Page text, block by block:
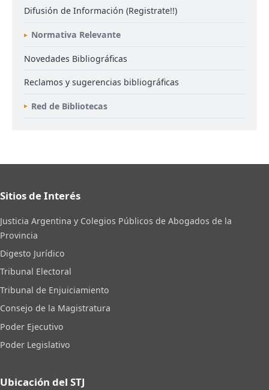
Difusión de Información (Registrate!!)
Normativa Relevante
Novedades Bibliográficas
Reclamos y sugerencias bibliográficas
Red de Bibliotecas
Sitios de Interés
Justicia Argentina y Colegios Públicos de Abogados de la
Provincia
Digesto Jurídico
Tribunal Electoral
Tribunal de Enjuiciamiento
Consejo de la Magistratura
Poder Ejecutivo
Poder Legislativo
Ubicación del STJ